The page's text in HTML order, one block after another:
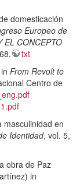
domesticación
Europeo de
EL CONCEPTO
txt
From Revolt to
Centro de
masculinidad en
Identidad, vol. 5,
obra de Paz
in